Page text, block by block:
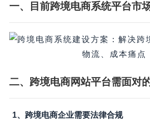
一、目前跨境电商系统平台市
二、跨境电商网站平台需面对
1、跨境电商企业需要法律合规